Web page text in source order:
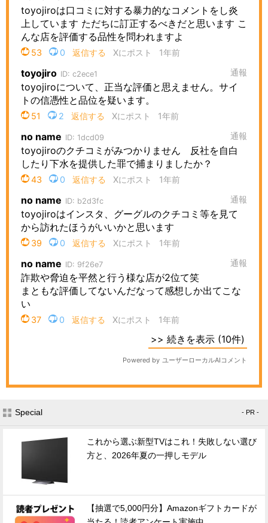
Special - PR -
これから選ぶ新型TVはこれ！失敗しない選び
方と、2026年夏の一押しモデル
【抽選で5,000円分】Amazonギフトカードが